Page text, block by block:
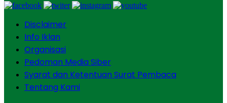
Disclaimer
Info Iklan
Organisasi
Pedoman Media Siber
Syarat dan Ketentuan Surat Pembaca
Tentang Kami